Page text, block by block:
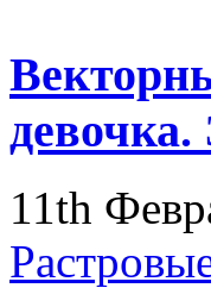
девочка.
11th